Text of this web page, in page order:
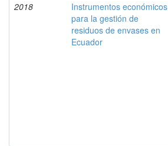
2018
Instrumentos económicos
para la gestión de
residuos de envases en
Ecuador